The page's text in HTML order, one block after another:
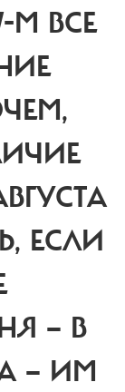
М ВСЕ
ЕСЛИ
— В
— ИМ